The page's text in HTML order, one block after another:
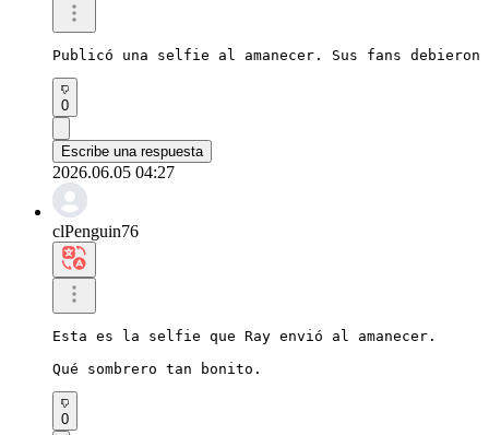
Publicó una selfie al amanecer. Sus fans debieron
0
Escribe una respuesta
2026.06.05 04:27
clPenguin76
Esta es la selfie que Ray envió al amanecer.
Qué sombrero tan bonito.
0